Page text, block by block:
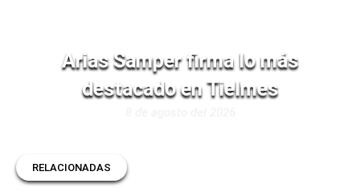
Arias Samper firma lo más
destacado en Tielmes
RELACIONADAS